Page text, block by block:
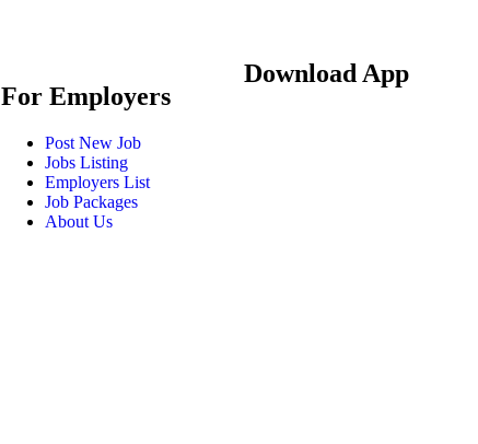
For Employers
Post New Job
Jobs Listing
Employers List
Job Packages
About Us
Download App